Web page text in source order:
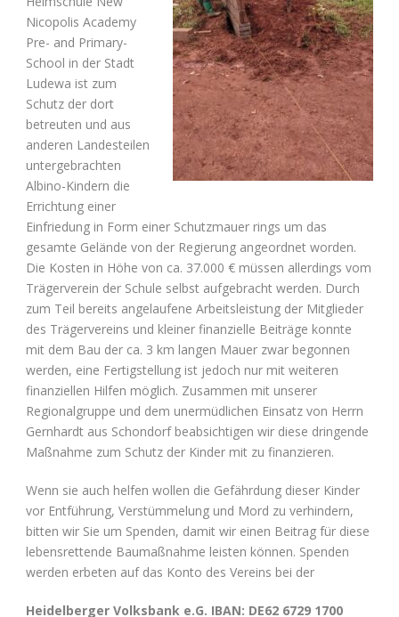
Nicopolis Academy
Pre- and Primary-
School in der Stadt
Ludewa ist zum
Schutz der dort
betreuten und aus
anderen Landesteilen
untergebrachten
Albino-Kindern die
Errichtung einer
Einfriedung in Form einer Schutzmauer rings um das
gesamte Gelände von der Regierung angeordnet worden.
Die Kosten in Höhe von ca. 37.000 € müssen allerdings vom
Trägerverein der Schule selbst aufgebracht werden. Durch
zum Teil bereits angelaufene Arbeitsleistung der Mitglieder
des Trägervereins und kleiner finanzielle Beiträge konnte
mit dem Bau der ca. 3 km langen Mauer zwar begonnen
werden, eine Fertigstellung ist jedoch nur mit weiteren
finanziellen Hilfen möglich. Zusammen mit unserer
Regionalgruppe und dem unermüdlichen Einsatz von Herrn
Gernhardt aus Schondorf beabsichtigen wir diese dringende
Maßnahme zum Schutz der Kinder mit zu finanzieren.
Wenn sie auch helfen wollen die Gefährdung dieser Kinder
vor Entführung, Verstümmelung und Mord zu verhindern,
bitten wir Sie um Spenden, damit wir einen Beitrag für diese
lebensrettende Baumaßnahme leisten können. Spenden
werden erbeten auf das Konto des Vereins bei der
Heidelberger Volksbank e.G. IBAN: DE62 6729 1700